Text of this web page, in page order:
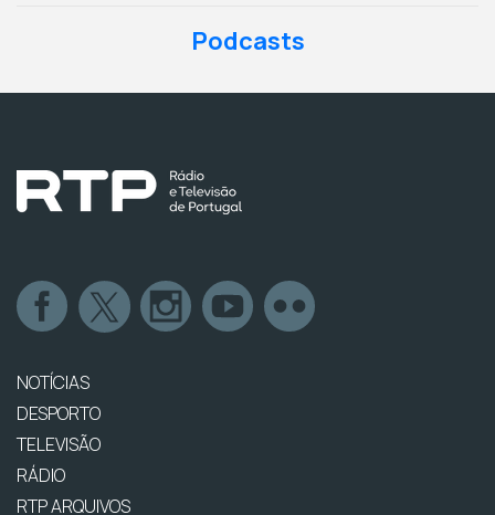
Podcasts
NOTÍCIAS
DESPORTO
TELEVISÃO
RÁDIO
RTP ARQUIVOS